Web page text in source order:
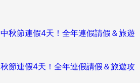
節連假4天！全年連假請假＆旅遊攻